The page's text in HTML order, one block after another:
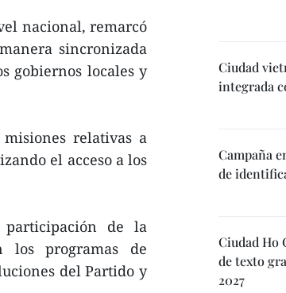
nacional, remarcó
sincronizada
gobiernos locales y
relativas a
el acceso a los
de la
los programas de
del Partido y
Ciudad
integrada
Campaña
de
Ciudad Ho
de texto
2027